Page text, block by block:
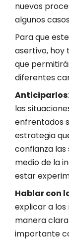
nuevos
algunos
Para que
asertivo, hoy
que
diferentes
Anticiparlos
las
enfrentados
estrategia
confianza las
medio de la
estar
Hablar con
explicar a los
manera
importante